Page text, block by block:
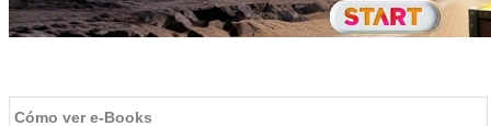
Cómo ver e-Books